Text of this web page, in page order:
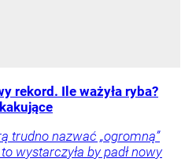
rekord. Ile ważyła ryba?
trudno nazwać „ogromną”
wystarczyła by padł nowy